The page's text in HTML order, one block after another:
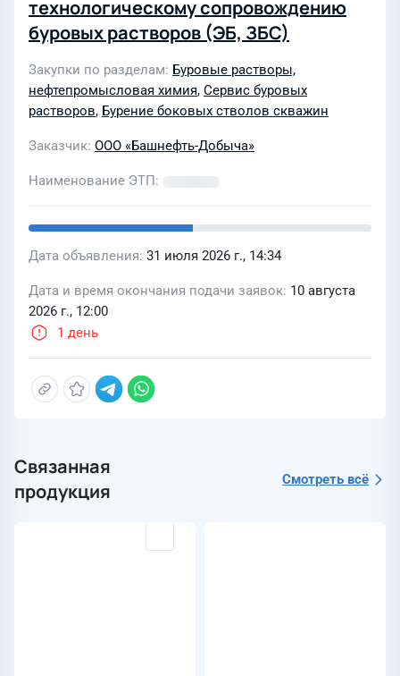
технологическому сопровождению
буровых растворов (ЭБ, ЗБС)
Закупки по разделам Буровые растворы,
нефтепромысловая химия, Сервис буровых
растворов, Бурение боковых стволов скважин
Заказчик ООО «Башнефть-Добыча»
Наименование ЭТП
Дата объявления 31 июля 2026 г., 14:34
Дата и время окончания подачи заявок 10 августа
2026 г., 12:00
1 день
Связанная
продукция
Смотреть всё